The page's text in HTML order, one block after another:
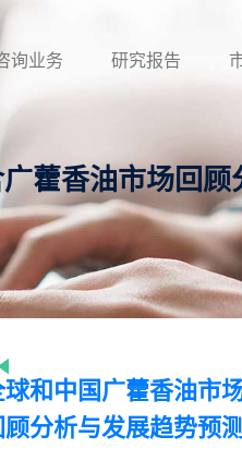
询业务 研究报告
藿香油市场回顾
球和中国广藿香油市
顾分析与发展趋势预测